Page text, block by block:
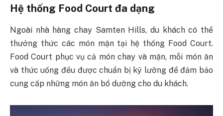
Hệ thống Food Court đa dạng
Ngoài nhà hàng chay Samten Hills, du khách có thể
thưởng thức các món mặn tại hệ thống Food Court.
Food Court phục vụ cả món chay và mặn, mỗi món ăn
và thức uống đều được chuẩn bị kỹ lưỡng để đảm bảo
cung cấp những món ăn bổ dưỡng cho du khách.